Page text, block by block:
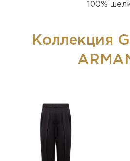
100%
Коллекция